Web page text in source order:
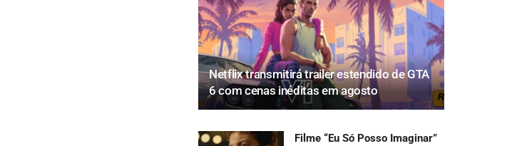
Netflix transmitirá trailer estendido de GTA
6 com cenas inéditas em agosto
Filme “Eu Só Posso Imaginar”